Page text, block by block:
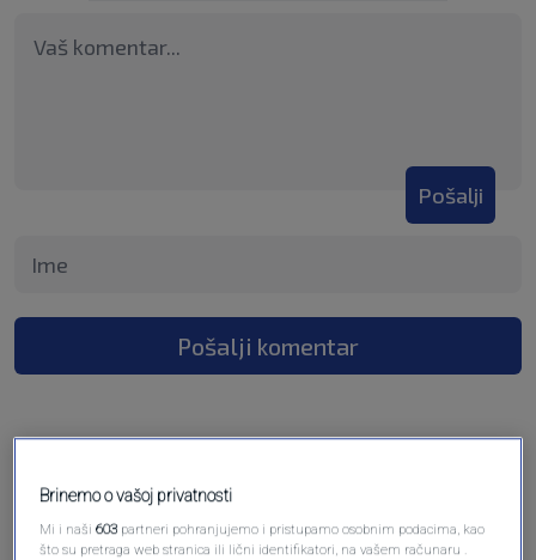
Pošalji
Pošalji komentar
Brinemo o vašoj privatnosti
Mi i naši603 partneri pohranjujemo i pristupamo osobnim podacima, kao
što su pretraga web stranica ili lični identifikatori, na vašem računaru .